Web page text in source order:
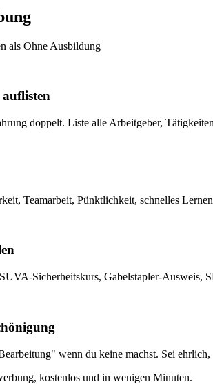
als Ohne Ausbildung
doppelt. Liste alle Arbeitgeber,
Teamarbeit, Pünktlichkeit, schnelles
Sicherheitskurs, Gabelstapler-Ausweis,
wenn du keine machst. Sei
kostenlos und in wenigen Minuten.